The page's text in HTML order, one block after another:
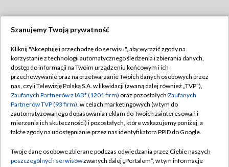
TVP
Abonament TVP
Emisja w TVP
Centrum informacji TVP
Naziemna Telewizja Cyfrowa
Rada Programowa
Regulamin TVP
Polityka prywatności
Moje zgody
Pomoc
Kontakt
Szanujemy Twoją prywatność
Kliknij "Akceptuję i przechodzę do serwisu", aby wyrazić zgody na
korzystanie z technologii automatycznego śledzenia i zbierania danych,
dostęp do informacji na Twoim urządzeniu końcowym i ich
przechowywanie oraz na przetwarzanie Twoich danych osobowych przez
nas, czyli Telewizję Polską S.A. w likwidacji (zwaną dalej również „TVP”),
Zaufanych Partnerów z IAB* (1201 firm) oraz pozostałych Zaufanych
Partnerów TVP (93 firm), w celach marketingowych (w tym do
zautomatyzowanego dopasowania reklam do Twoich zainteresowań i
mierzenia ich skuteczności) i pozostałych, które wskazujemy poniżej, a
także zgody na udostępnianie przez nas identyfikatora PPID do Google.
Twoje dane osobowe zbierane podczas odwiedzania przez Ciebie naszych
poszczególnych serwisówzwanych dalej „Portalem”, w tym informacje